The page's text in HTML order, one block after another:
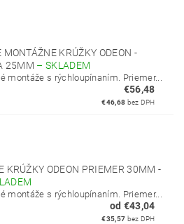
KRÚŽKY ODEON -
25MM –SKLADEM
montáže s rýchloupínaním. Priemer...
€56,48
€46,68 bez DPH
KRÚŽKY ODEON PRIEMER 30MM -
montáže s rýchloupínaním. Priemer...
od €43,04
€35,57 bez DPH